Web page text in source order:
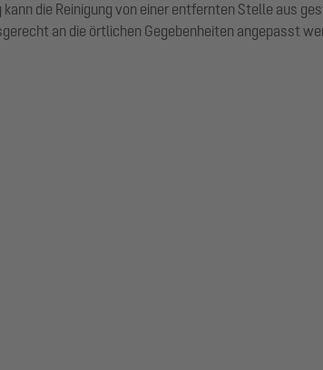
die Reinigung von einer entfernten Stelle aus
an die örtlichen Gegebenheiten angepasst